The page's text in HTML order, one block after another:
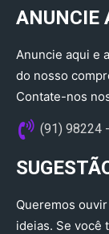
ANUNCIE
Anuncie aqui e
do nosso
Contate-nos
(91) 98224
Queremos
ideias. Se você